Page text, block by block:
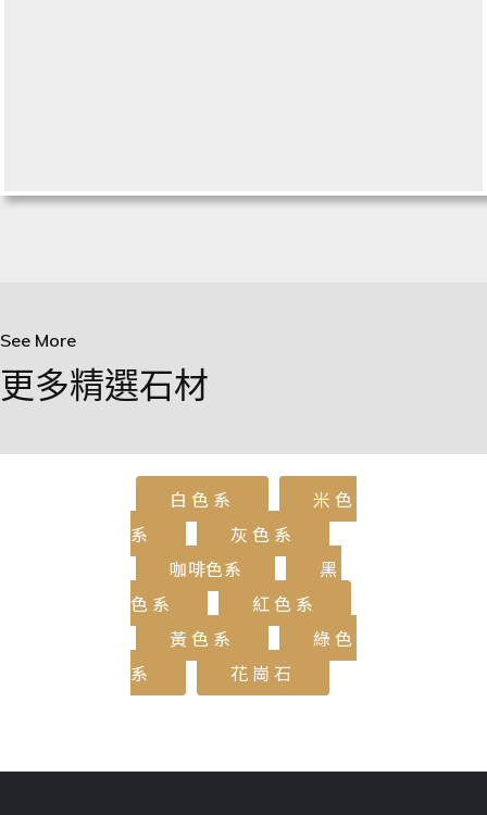
See More
更多精選石材
白色系
米色
系
灰色系
咖啡色系
黑
色系
紅色系
黃色系
綠色
系
花崗石